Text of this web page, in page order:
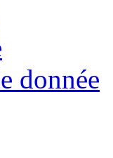
donnée